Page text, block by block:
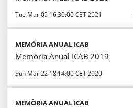
Tue Mar 09 16:30:00 CET 2021
MEMÒRIA ANUAL ICAB
Memòria Anual ICAB 2019
Sun Mar 22 18:14:00 CET 2020
MEMÒRIA ANUAL ICAB